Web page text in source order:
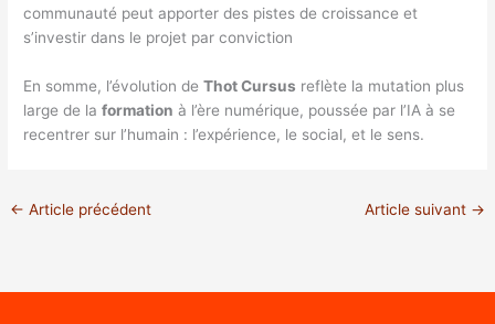
communauté peut apporter des pistes de croissance et
s’investir dans le projet par conviction
En somme, l’évolution deThot Cursus reflète la mutation plus
large de laformation à l’ère numérique, poussée par l’IA à se
recentrer sur l’humain : l’expérience, le social, et le sens.
← Article précédent Article suivant →